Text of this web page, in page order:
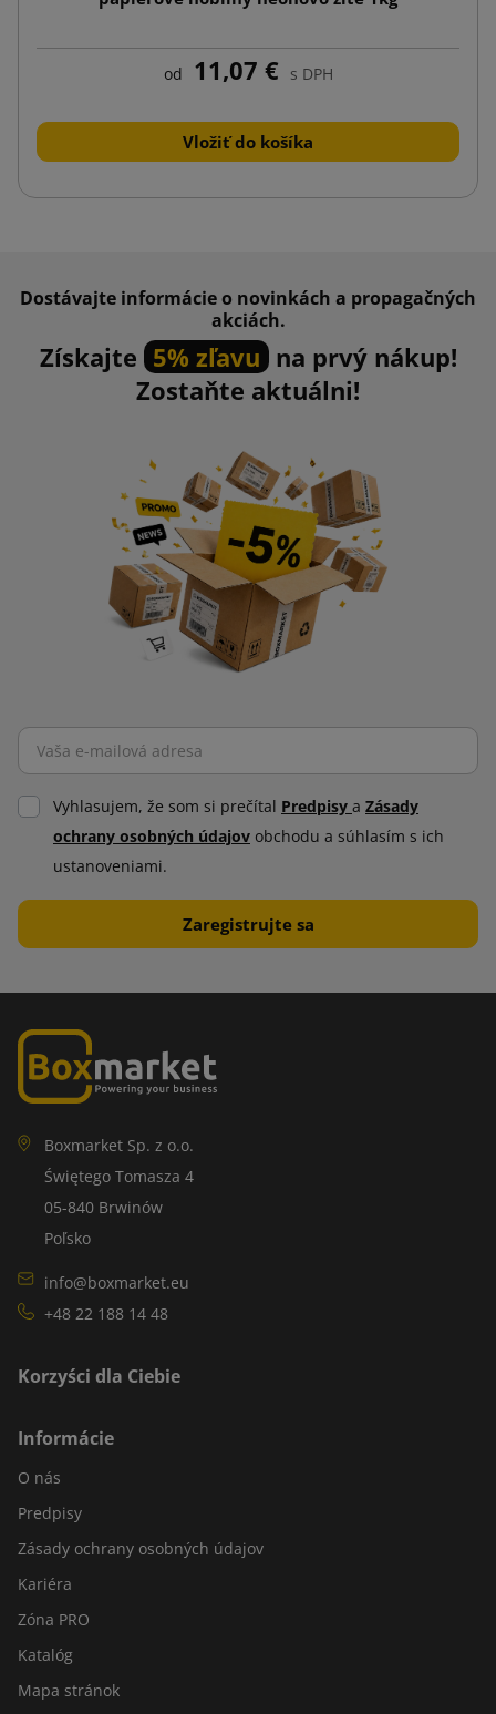
od 11,07 € s DPH
Vložiť do košíka
Dostávajte informácie o novinkách a propagačných
akciách.
Získajte 5% zľavu na prvý nákup!
Zostaňte aktuálni!
Vyhlasujem, že som si prečítal Predpisy a Zásady
ochrany osobných údajov obchodu a súhlasím s ich
ustanoveniami.
Boxmarket Sp. z o.o.
Świętego Tomasza 4
05-840 Brwinów
Poľsko
info@boxmarket.eu
+48 22 188 14 48
Korzyści dla Ciebie
Informácie
O nás
Predpisy
Zásady ochrany osobných údajov
Kariéra
Zóna PRO
Katalóg
Mapa stránok